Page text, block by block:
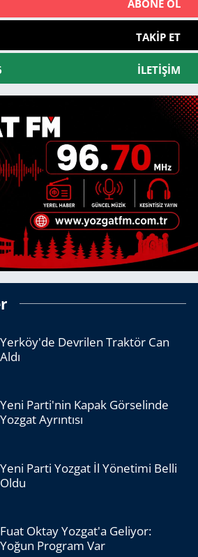
ABONE OL
TAKIP ET
İLETIŞIM
Yerköy'de Devrilen Traktör Can
Aldı
Yeni Parti'nin Kapak Görselinde
Yozgat Ayrıntısı
Yeni Parti Yozgat İl Yönetimi Belli
Oldu
Fuat Oktay Yozgat'a Geliyor:
Yoğun Program Var